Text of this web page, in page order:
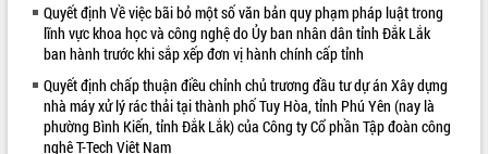
Loading the player...
Trailer Lễ hội Sầu riêng Đắk Lắk năm
2026
Khám bệnh, cấp phát thuốc miễn phí
và tặng quà người dân xã Cư Pui
Quyết định Về việc bãi bỏ một số văn bản quy phạm pháp luật trong
lĩnh vực khoa học và công nghệ do Ủy ban nhân dân tỉnh Đắk Lắk
ban hành trước khi sắp xếp đơn vị hành chính cấp tỉnh
Quyết định chấp thuận điều chỉnh chủ trương đầu tư dự án Xây dựng
nhà máy xử lý rác thải tại thành phố Tuy Hòa, tỉnh Phú Yên (nay là
phường Bình Kiến, tỉnh Đắk Lắk) của Công ty Cổ phần Tập đoàn công
nghệ T-Tech Việt Nam